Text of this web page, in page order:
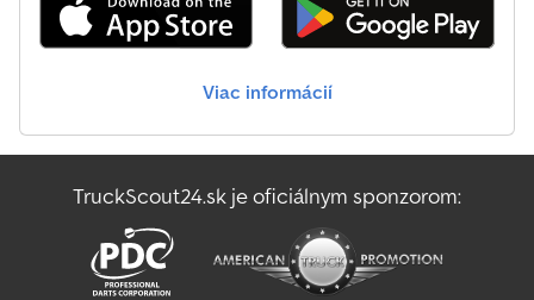
Viac informácií
TruckScout24.sk je oficiálnym sponzorom: